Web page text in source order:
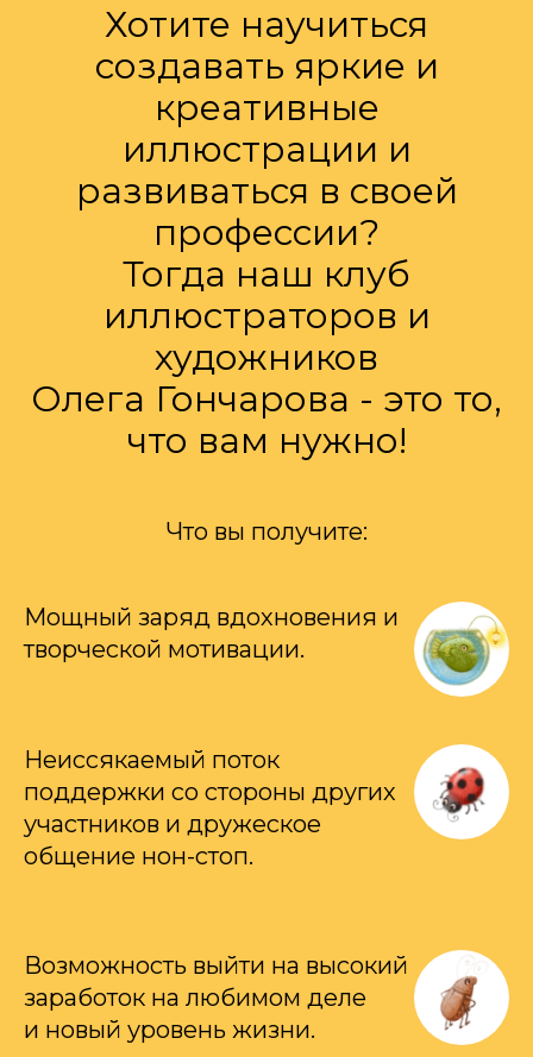
Хотите научиться
создавать яркие и
креативные
иллюстрации и
развиваться в своей
профессии?
Тогда наш клуб
иллюстраторов и
художников
Олега Гончарова - это то,
что вам нужно!
Что вы получите:
Мощный заряд вдохновения и
творческой мотивации.
Неиссякаемый поток
поддержки со стороны других
участников и дружеское
общение нон-стоп.
Возможность выйти на высокий
заработок на любимом деле
и новый уровень жизни.